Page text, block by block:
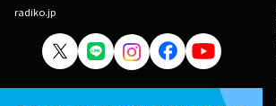
radiko.jp